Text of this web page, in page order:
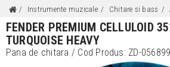
Instrumente muzicale Chitare si bass
FENDER PREMIUM CELLULOID
TURQUOISE HEAVY
Pana de chitara / Cod Produs: ZD-056899